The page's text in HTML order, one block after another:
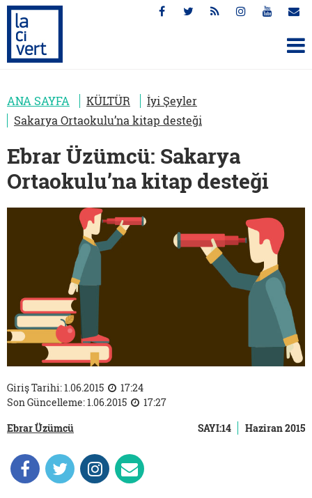
ANA SAYFA KÜLTÜR
İyi Şeyler
Sakarya Ortaokulu’na kitap desteği
Ebrar Üzümcü: Sakarya
Ortaokulu’na kitap desteği
Giriş Tarihi: 1.06.2015
17:24
Son Güncelleme: 1.06.2015
17:27
Ebrar Üzümcü
SAYI:14 Haziran 2015